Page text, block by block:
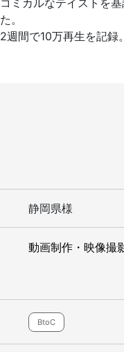
た。
2週間で10万再生を記録
静岡県様
動画制作・映像撮
BtoC